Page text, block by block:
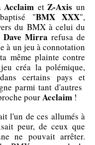
Acclaim et Z-Axis un
"BMX XXX",
du BMX à celui du
Dave Mirra refusa de
à un jeu à connotation
même plainte contre
créa la polémique,
certains pays et
parmi tant d'autres
pourAcclaim !
l'un de ces allumés à
peur, de ceux que
ne pouvait arrêter.